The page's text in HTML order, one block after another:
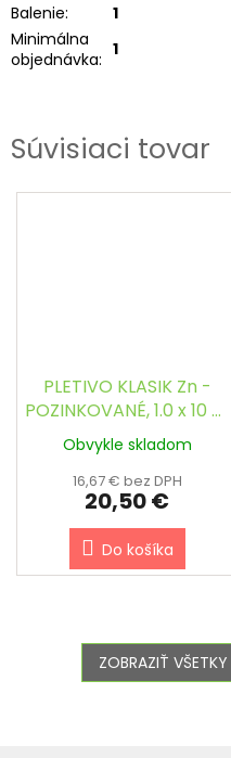
Balenie:
1
Minimálna
objednávka: 1
Súvisiaci tovar
PLETIVO KLASIK Zn -
POZINKOVANÉ, 1.0 x 10 m
/ 60 x 60 / 2.0 mm
Obvykle skladom
16,67 € bez DPH
20,50 €
Do košíka
ZOBRAZIŤ